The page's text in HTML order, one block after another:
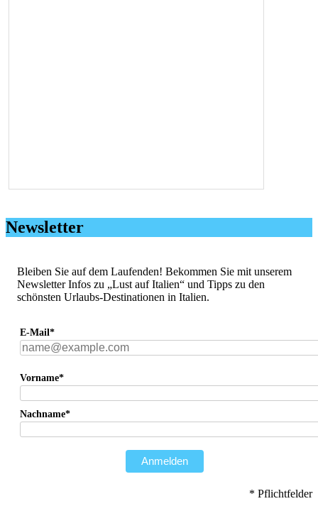
Newsletter
Bleiben Sie auf dem Laufenden! Bekommen Sie mit unserem
Newsletter Infos zu „Lust auf Italien“ und Tipps zu den
schönsten Urlaubs-Destinationen in Italien.
E-Mail*
Vorname*
Nachname*
Anmelden
* Pflichtfelder